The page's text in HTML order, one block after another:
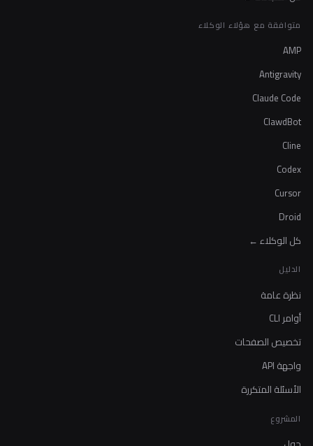
متوافقة مع هؤلاء الوكلاء
AMP
Antigravity
Claude Code
ClawdBot
Cline
Codex
Cursor
Droid
كل الوكلاء ←
الدليل
نظرة عامة
أوامر CLI
تخصيص الصفحات
واجهة API
الأسئلة المتكررة
المشروع